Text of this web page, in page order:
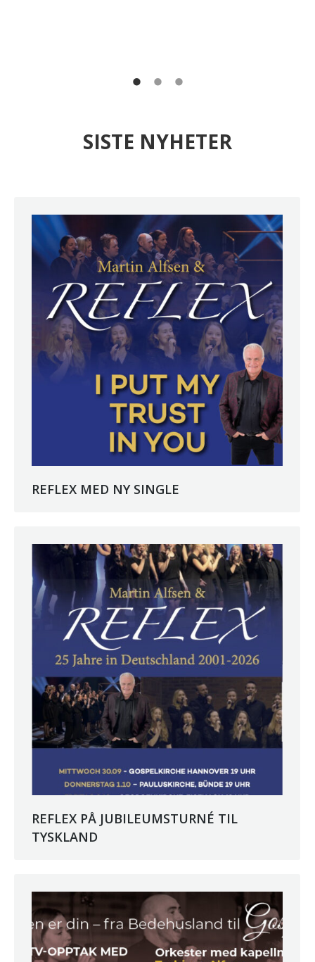
SISTE NYHETER
REFLEX MED NY SINGLE
REFLEX PÅ JUBILEUMSTURNÉ TIL
TYSKLAND